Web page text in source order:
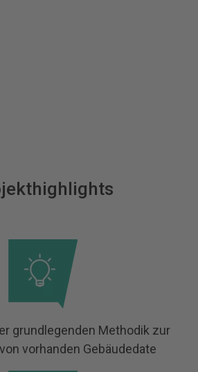
grundlegenden Methodik zur
vorhanden Gebäudedate